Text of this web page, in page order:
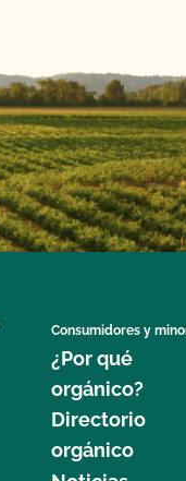
Consumidores y
¿Por qué
orgánico?
Directorio
orgánico